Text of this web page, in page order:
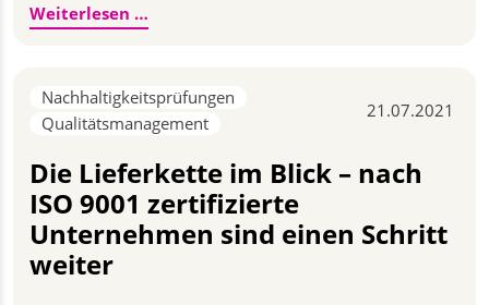
Weiterlesen …
Nachhaltigkeitsprüfungen
Qualitätsmanagement
21.07.2021
Die Lieferkette im Blick – nach
ISO 9001 zertifizierte
Unternehmen sind einen Schritt
weiter